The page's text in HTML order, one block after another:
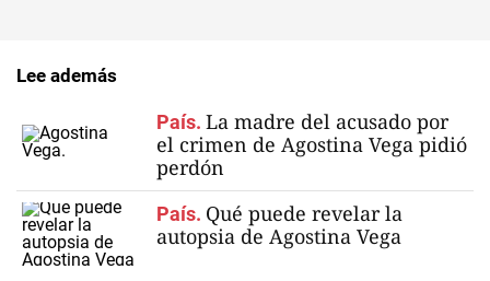
Lee además
País. La madre del acusado por
el crimen de Agostina Vega pidió
perdón
País. Qué puede revelar la
autopsia de Agostina Vega